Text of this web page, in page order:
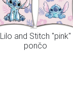
Lilo and Stitch "pink"
pončo